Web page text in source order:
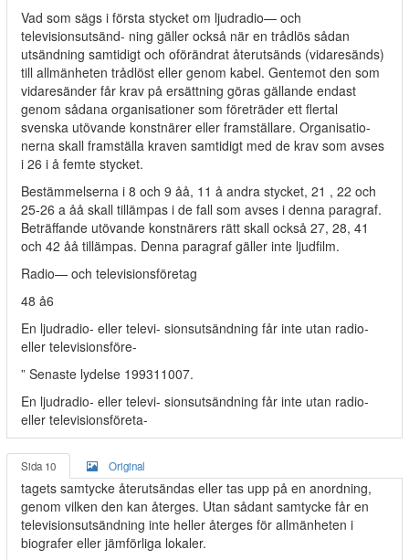
Vad som sägs i första stycket om ljudradio— och
televisionsutsänd- ning gäller också när en trådlös sådan
utsändning samtidigt och oförändrat återutsänds (vidaresänds)
till allmänheten trådlöst eller genom kabel. Gentemot den som
vidaresänder får krav på ersättning göras gällande endast
genom sådana organisationer som företräder ett flertal
svenska utövande konstnärer eller framställare. Organisatio-
nerna skall framställa kraven samtidigt med de krav som avses
i 26 i å femte stycket.
Bestämmelserna i 8 och 9 åå, 11 å andra stycket, 21 , 22 och
25-26 a åå skall tillämpas i de fall som avses i denna paragraf.
Beträffande utövande konstnärers rätt skall också 27, 28, 41
och 42 åå tillämpas. Denna paragraf gäller inte ljudfilm.
Radio— och televisionsföretag
48 å6
En ljudradio- eller televi- sionsutsändning får inte utan radio-
eller televisionsföre-
” Senaste lydelse 199311007.
En ljudradio- eller televi- sionsutsändning får inte utan radio-
eller televisionsföreta-
Sida 10 Original
tagets samtycke återutsändas eller tas upp på en anordning,
genom vilken den kan återges. Utan sådant samtycke får en
televisionsutsändning inte heller återges för allmänheten i
biografer eller jämförliga lokaler.